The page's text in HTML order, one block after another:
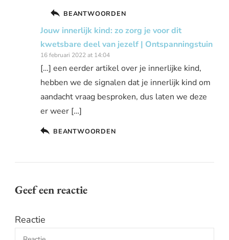
BEANTWOORDEN
Jouw innerlijk kind: zo zorg je voor dit
kwetsbare deel van jezelf | Ontspanningstuin
16 februari 2022 at 14:04
[…] een eerder artikel over je innerlijke kind,
hebben we de signalen dat je innerlijk kind om
aandacht vraag besproken, dus laten we deze
er weer […]
BEANTWOORDEN
Geef een reactie
Reactie